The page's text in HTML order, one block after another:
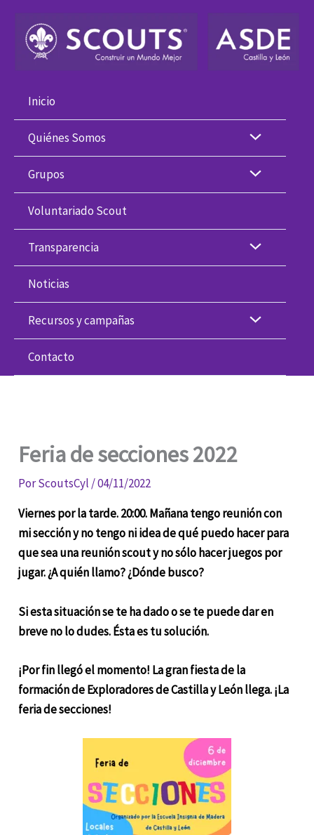
contenido
Inicio
Quiénes Somos
Grupos
Voluntariado Scout
Transparencia
Noticias
Recursos y campañas
Contacto
Feria de secciones 2022
PorScoutsCyl/04/11/2022
Viernes por la tarde. 20:00. Mañana tengo reunión con
mi sección y no tengo ni idea de qué puedo hacer para
que sea una reunión scout y no sólo hacer juegos por
jugar. ¿A quién llamo? ¿Dónde busco?
Si esta situación se te ha dado o se te puede dar en
breve no lo dudes. Ésta es tu solución.
¡Por fin llegó el momento! La gran fiesta de la
formación de Exploradores de Castilla y León llega. ¡La
feria de secciones!